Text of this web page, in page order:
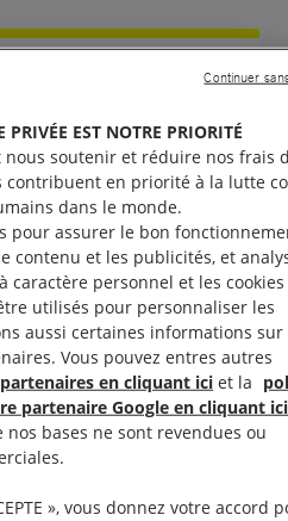
? Pour l'espoir.
vie compte.
vie de
qui se bat
de
compte.
Militante écologiste
PRIVÉE EST NOTRE PRIORITÉ
nous soutenir et réduire nos frais
contribuent en priorité à la lutte
dans le monde.
pour assurer le bon
contenu et les publicités, et
caractère personnel et les
utilisés pour personnaliser les
aussi certaines informations sur
Vous pouvez entres autres
en cliquant ici et la
partenaire Google en cliquant ici
bases ne sont revendues ou
», vous donnez votre accord
Continuer